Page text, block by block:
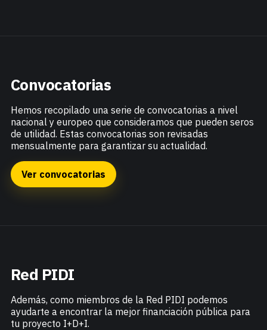
Convocatorias
Hemos recopilado una serie de convocatorias a nivel
nacional y europeo que consideramos que pueden seros
de utilidad. Estas convocatorias son revisadas
mensualmente para garantizar su actualidad.
Ver convocatorias
Red PIDI
Además, como miembros de la Red PIDI podemos
ayudarte a encontrar la mejor financiación pública para
tu proyecto I+D+I.